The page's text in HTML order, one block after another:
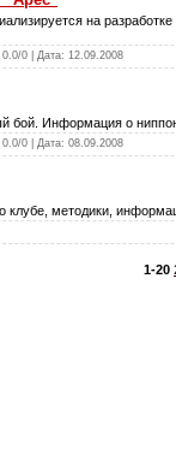
на
0.0/0 | Дата: 12.09.2008
бой. Информация о
0.0/0 | Дата: 08.09.2008
клубе, методики,
1-20